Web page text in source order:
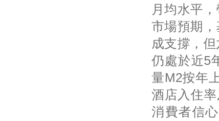
月均水平
市場預期
成支撐，
仍處於近5
量M2按年
酒店入住
消費者信